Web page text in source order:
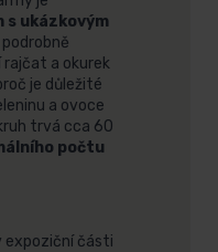
s ukázkovým
podrobně
a okurek
je důležité
a ovoce
trvá cca 60
počtu
expoziční části